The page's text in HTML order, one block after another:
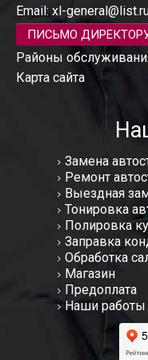
Email: xl-
ПИСЬМО
Районы
Карта сайта
Замена
Ремонт
Выездная
Тонировка
Полировка
Заправка
Обработка
Магазин
Предоплата
Наши работы